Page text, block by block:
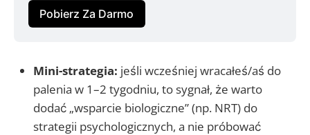
Pobierz Za Darmo
Mini-strategia: jeśli wcześniej wracałeś/aś do
palenia w 1–2 tygodniu, to sygnał, że warto
dodać „wsparcie biologiczne” (np. NRT) do
strategii psychologicznych, a nie próbować